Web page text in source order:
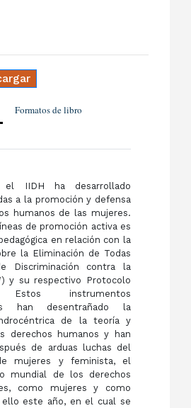
Formatos de libro
el IIDH ha desarrollado
a la promoción y defensa
humanos de las mujeres.
de promoción activa es
en relación con la
la Eliminación de Todas
Discriminación contra la
y su respectivo Protocolo
Estos instrumentos
han desentrañado la
de la teoría y
derechos humanos y han
de arduas luchas del
mujeres y feminista, el
mundial de los derechos
como mujeres y como
ello este año, en el cual se